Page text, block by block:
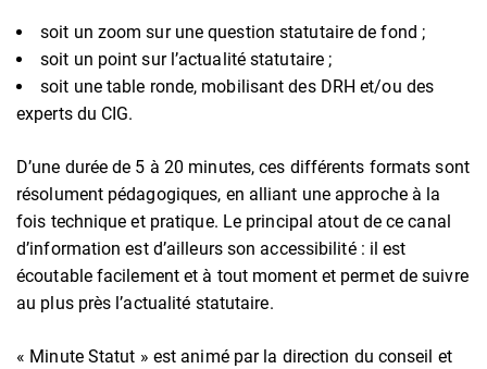
soit un zoom sur une question statutaire de fond ;
soit un point sur l’actualité statutaire ;
soit une table ronde, mobilisant des DRH et/ou des
experts du CIG.
D’une durée de 5 à 20 minutes, ces différents formats sont
résolument pédagogiques, en alliant une approche à la
fois technique et pratique. Le principal atout de ce canal
d’information est d’ailleurs son accessibilité : il est
écoutable facilement et à tout moment et permet de suivre
au plus près l’actualité statutaire.
« Minute Statut » est animé par la direction du conseil et